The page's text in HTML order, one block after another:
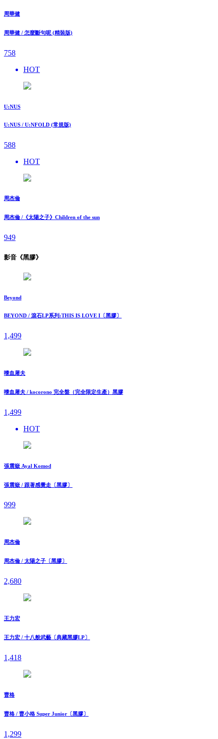
周華健
周華健 / 怎麼斷句呢 (精裝版)
758
HOT
U:NUS
U:NUS / U:NFOLD (常規版)
588
HOT
周杰倫
周杰倫 /《太陽之子》Children of the sun
949
影音《黑膠》
Beyond
BEYOND / 滾石LP系列:THIS IS LOVE I〔黑膠〕
1,499
嗜血屠夫
嗜血屠夫 / kocorono 完全盤（完全限定生產）黑膠
1,499
HOT
張震嶽 Ayal Komod
張震嶽 / 跟著感覺走〔黑膠〕
999
周杰倫
周杰倫 / 太陽之子〔黑膠〕
2,680
王力宏
王力宏 / 十八般武藝〔典藏黑膠LP〕
1,418
曹格
曹格 / 曹小格 Super Junior〔黑膠〕
1,299